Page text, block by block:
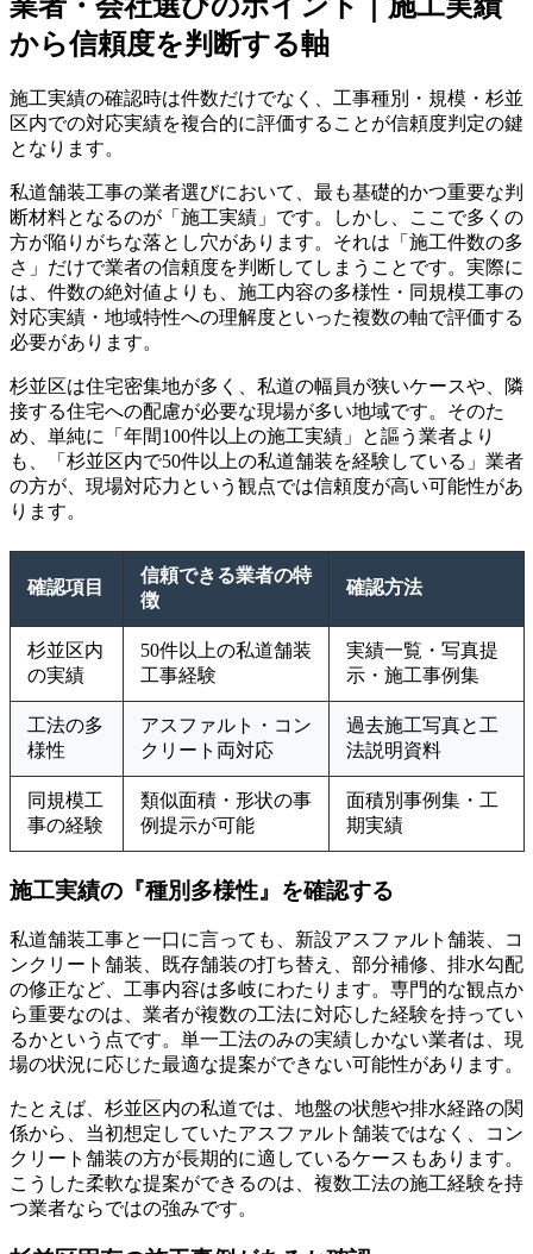
から信頼度を判断する軸
施工実績の確認時は件数だけでなく、工事種別・規模・杉並
区内での対応実績を複合的に評価することが信頼度判定の鍵
となります。
私道舗装工事の業者選びにおいて、最も基礎的かつ重要な判
断材料となるのが「施工実績」です。しかし、ここで多くの
方が陥りがちな落とし穴があります。それは「施工件数の多
さ」だけで業者の信頼度を判断してしまうことです。実際に
は、件数の絶対値よりも、施工内容の多様性・同規模工事の
対応実績・地域特性への理解度といった複数の軸で評価する
必要があります。
杉並区は住宅密集地が多く、私道の幅員が狭いケースや、隣
接する住宅への配慮が必要な現場が多い地域です。そのた
め、単純に「年間100件以上の施工実績」と謳う業者より
も、「杉並区内で50件以上の私道舗装を経験している」業者
の方が、現場対応力という観点では信頼度が高い可能性があ
ります。
確認項目
信頼できる業者の特
徴
確認方法
杉並区内
の実績
50件以上の私道舗装
工事経験
実績一覧・写真提
示・施工事例集
工法の多
様性
アスファルト・コン
クリート両対応
過去施工写真と工
法説明資料
同規模工
事の経験
類似面積・形状の事
例提示が可能
面積別事例集・工
期実績
施工実績の『種別多様性』を確認する
私道舗装工事と一口に言っても、新設アスファルト舗装、コ
ンクリート舗装、既存舗装の打ち替え、部分補修、排水勾配
の修正など、工事内容は多岐にわたります。専門的な観点か
ら重要なのは、業者が複数の工法に対応した経験を持ってい
るかという点です。単一工法のみの実績しかない業者は、現
場の状況に応じた最適な提案ができない可能性があります。
たとえば、杉並区内の私道では、地盤の状態や排水経路の関
係から、当初想定していたアスファルト舗装ではなく、コン
クリート舗装の方が長期的に適しているケースもあります。
こうした柔軟な提案ができるのは、複数工法の施工経験を持
つ業者ならではの強みです。